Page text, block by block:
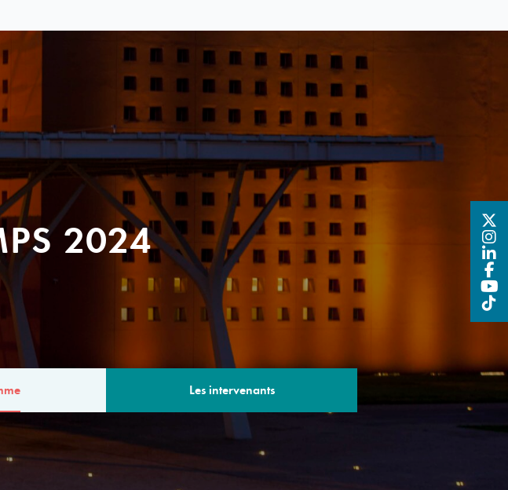
2024
Les intervenants
Le programme comprendra des sessions avec des experts renommés qui